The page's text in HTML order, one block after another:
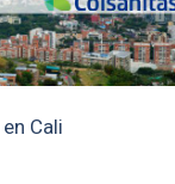
Cali